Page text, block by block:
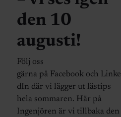
den 10
augusti!
Följ oss
gärna på Facebook och Linke
dIn där vi lägger ut lästips
hela sommaren. Här på
Ingenjören är vi tillbaka den